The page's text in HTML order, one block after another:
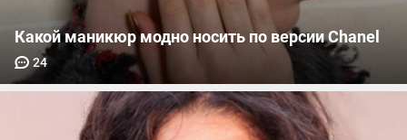
Какой маникюр модно носить по версии Chanel
24